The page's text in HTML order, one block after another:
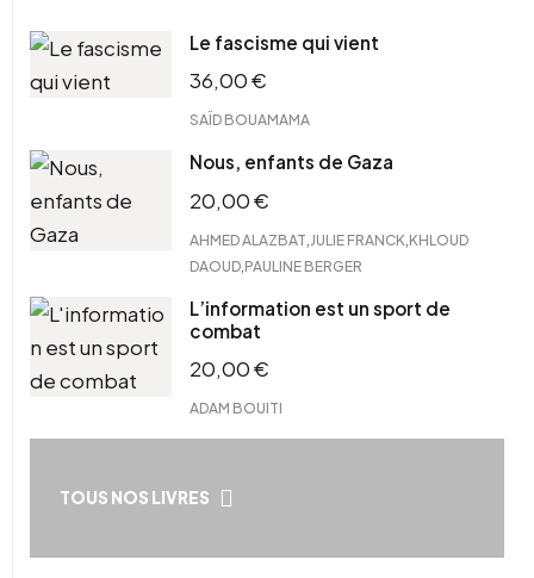
Le fascisme qui vient
36,00€
SAÏD BOUAMAMA
Nous, enfants de Gaza
20,00€
AHMED ALAZBAT JULIE FRANCK KHLOUD
DAOUD PAULINE BERGER
L’information est un sport de
combat
20,00€
ADAM BOUITI
TOUS NOS LIVRES